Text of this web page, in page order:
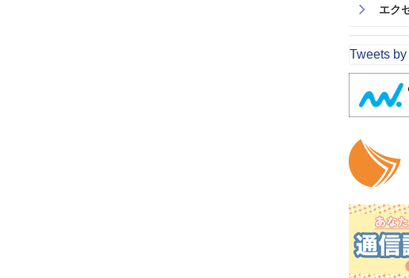
エク
Tweets